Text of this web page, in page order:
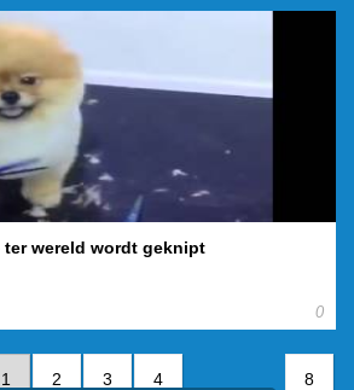
wereld wordt geknipt
0
1 2 3 4 8